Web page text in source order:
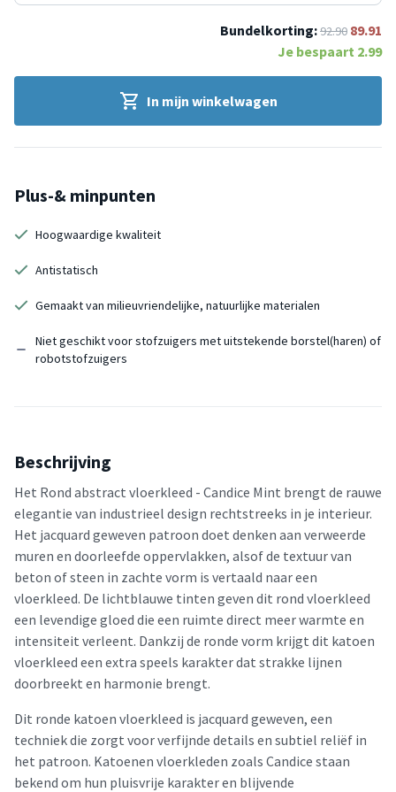
Bundelkorting:92.90 89.91
Je bespaart 2.99
In mijn winkelwagen
Plus-& minpunten
Hoogwaardige kwaliteit
Antistatisch
Gemaakt van milieuvriendelijke, natuurlijke materialen
Niet geschikt voor stofzuigers met uitstekende borstel(haren) of
robotstofzuigers
Beschrijving
Het Rond abstract vloerkleed - Candice Mint brengt de rauwe
elegantie van industrieel design rechtstreeks in je interieur.
Het jacquard geweven patroon doet denken aan verweerde
muren en doorleefde oppervlakken, alsof de textuur van
beton of steen in zachte vorm is vertaald naar een
vloerkleed. De lichtblauwe tinten geven dit rond vloerkleed
een levendige gloed die een ruimte direct meer warmte en
intensiteit verleent. Dankzij de ronde vorm krijgt dit katoen
vloerkleed een extra speels karakter dat strakke lijnen
doorbreekt en harmonie brengt.
Dit ronde katoen vloerkleed is jacquard geweven, een
techniek die zorgt voor verfijnde details en subtiel reliëf in
het patroon. Katoenen vloerkleden zoals Candice staan
bekend om hun pluisvrije karakter en blijvende